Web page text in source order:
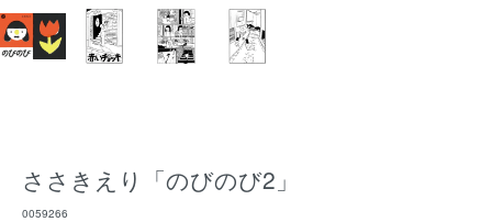
ささきえり「のびのび2」
0059266